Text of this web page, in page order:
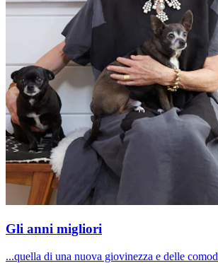
Gli anni migliori
...quella di una nuova giovinezza e delle